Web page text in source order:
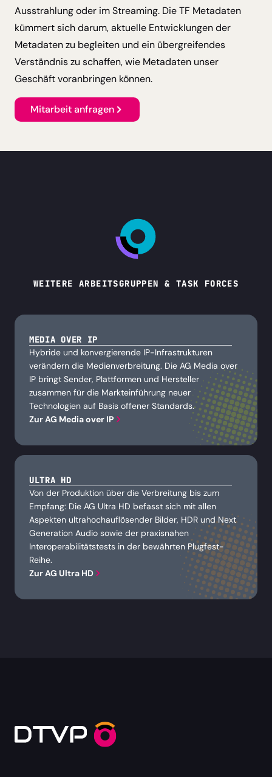
Ausstrahlung oder im Streaming. Die TF Metadaten
kümmert sich darum, aktuelle Entwicklungen der
Metadaten zu begleiten und ein übergreifendes
Verständnis zu schaffen, wie Metadaten unser
Geschäft voranbringen können.
Mitarbeit anfragen
WEITERE ARBEITSGRUPPEN & TASK FORCES
MEDIA OVER IP
Hybride und konvergierende IP-Infrastrukturen
verändern die Medienverbreitung. Die AG Media over
IP bringt Sender, Plattformen und Hersteller
zusammen für die Markteinführung neuer
Technologien auf Basis offener Standards.
Zur AG Media over IP
ULTRA HD
Von der Produktion über die Verbreitung bis zum
Empfang: Die AG Ultra HD befasst sich mit allen
Aspekten ultrahochauflösender Bilder, HDR und Next
Generation Audio sowie der praxisnahen
Interoperabilitätstests in der bewährten Plugfest-
Reihe.
Zur AG Ultra HD